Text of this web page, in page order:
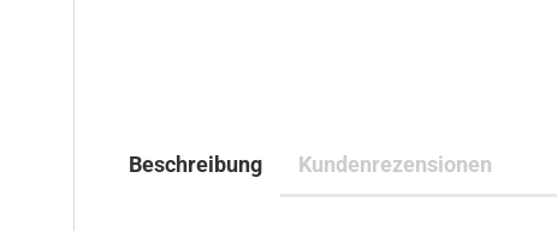
Beschreibung Kundenrezensionen